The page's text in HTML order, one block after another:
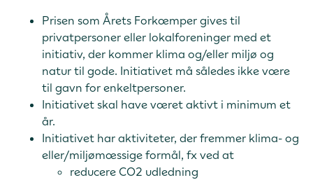
Prisen som Årets Forkæmper gives til
privatpersoner eller lokalforeninger med et
initiativ, der kommer klima og/eller miljø og
natur til gode. Initiativet må således ikke være
til gavn for enkeltpersoner.
Initiativet skal have været aktivt i minimum et
år.
Initiativet har aktiviteter, der fremmer klima- og
eller/miljømæssige formål, fx ved at
reducere CO2 udledning